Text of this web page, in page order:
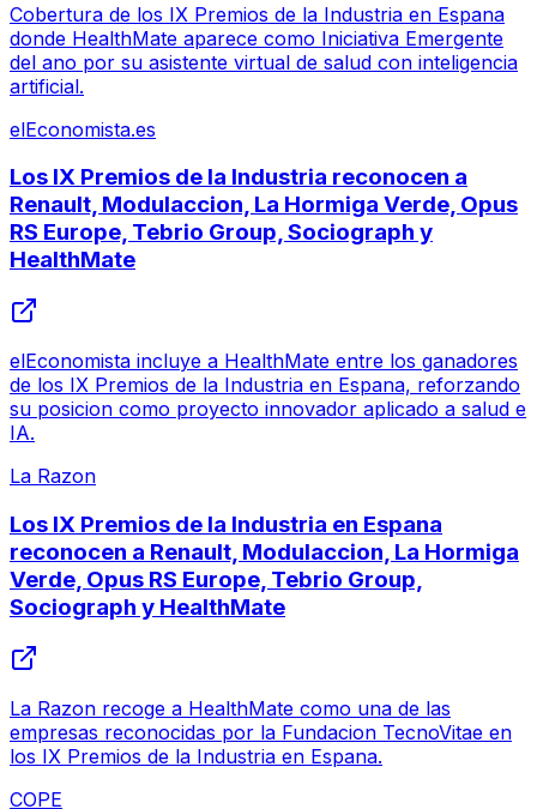
Cobertura de los IX Premios de la Industria en Espana
donde HealthMate aparece como Iniciativa Emergente
del ano por su asistente virtual de salud con inteligencia
artificial.
elEconomista.es
Los IX Premios de la Industria reconocen a
Renault, Modulaccion, La Hormiga Verde, Opus
RS Europe, Tebrio Group, Sociograph y
HealthMate
elEconomista incluye a HealthMate entre los ganadores
de los IX Premios de la Industria en Espana, reforzando
su posicion como proyecto innovador aplicado a salud e
IA.
La Razon
Los IX Premios de la Industria en Espana
reconocen a Renault, Modulaccion, La Hormiga
Verde, Opus RS Europe, Tebrio Group,
Sociograph y HealthMate
La Razon recoge a HealthMate como una de las
empresas reconocidas por la Fundacion TecnoVitae en
los IX Premios de la Industria en Espana.
COPE